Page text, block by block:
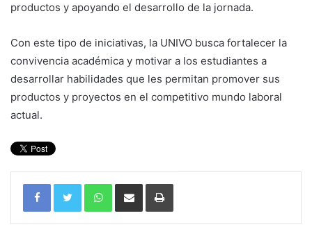
productos y apoyando el desarrollo de la jornada.
Con este tipo de iniciativas, la UNIVO busca fortalecer la
convivencia académica y motivar a los estudiantes a
desarrollar habilidades que les permitan promover sus
productos y proyectos en el competitivo mundo laboral
actual.
WhatsAppCompartir por correo electrónicoImprimir